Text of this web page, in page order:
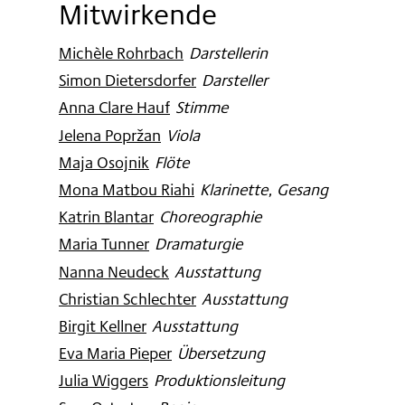
Mitwirkende
Michèle Rohrbach: Darstellerin
Simon Dietersdorfer
: Darsteller
Anna Clare Hauf
: Stimme
Jelena Popržan: Viola
Maja Osojnik: Flöte
Mona Matbou Riahi: Klarinette, Gesang
Katrin Blantar
: Choreographie
Maria Tunner
: Dramaturgie
Nanna Neudeck: Ausstattung
Christian Schlechter
: Ausstattung
Birgit Kellner
: Ausstattung
Eva Maria Pieper
: Übersetzung
Julia Wiggers
: Produktionsleitung